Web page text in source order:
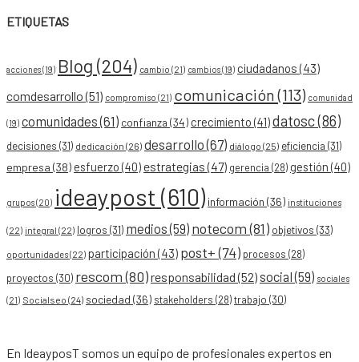
ETIQUETAS
acciones(19) Blog (204) cambio (21) cambios(19) ciudadanos (43)
comdesarrollo(51) compromiso (21) comunicación(113) comunidad
(19) comunidades(61) confianza (34) crecimiento (41)datosc(86)
decisiones (31) dedicación (26) desarrollo(67) diálogo (25) eficiencia (31)
empresa (38) esfuerzo (40)estrategias(47) gerencia (28) gestión (40)
grupos(20) ideaypost (610) información (36) instituciones
(22) integral (22) logros (31) medios(59) notecom(81) objetivos (33)
oportunidades(22) participación (43) post+(74) procesos (28)
proyectos (30) rescom(80)responsabilidad(52)social(59) sociales
(21) Socialseo (24) sociedad (36) stakeholders (28)trabajo (30)
En IdeayposT somos un equipo de profesionales expertos en